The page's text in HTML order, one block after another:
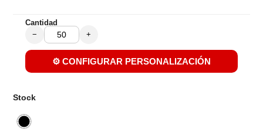
Cantidad
− +
⚙️ CONFIGURAR PERSONALIZACIÓN
Stock